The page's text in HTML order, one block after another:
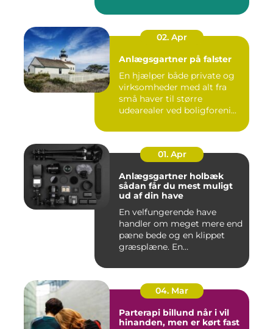
02. Apr
Anlægsgartner på falster
En hjælper både private og
virksomheder med alt fra
små haver til større
udearealer ved boligforeni...
01. Apr
Anlægsgartner holbæk
sådan får du mest muligt
ud af din have
En velfungerende have
handler om meget mere end
pæne bede og en klippet
græsplæne. En
04. Mar
Parterapi billund når i vil
hinanden, men er kørt fast